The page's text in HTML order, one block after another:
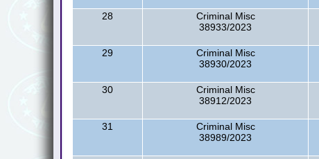
28
Criminal Misc
38933/2023
29
Criminal Misc
38930/2023
30
Criminal Misc
38912/2023
31
Criminal Misc
38989/2023